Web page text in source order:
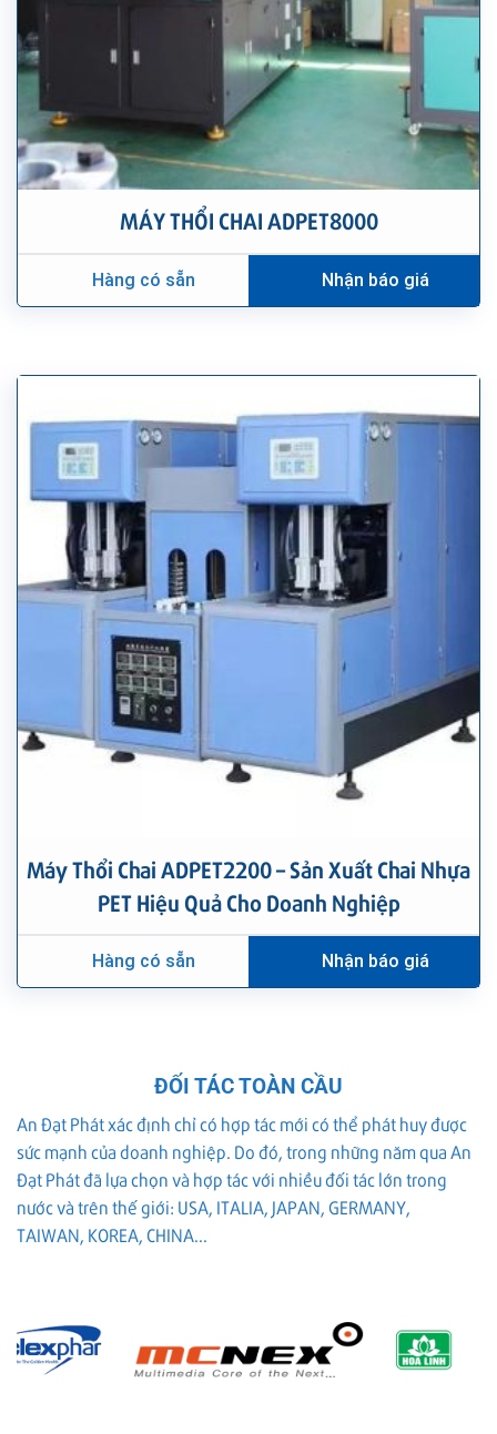
MÁY THỔI CHAI ADPET8000
Hàng có sẵn Nhận báo giá
Máy Thổi Chai ADPET2200 – Sản Xuất Chai Nhựa
PET Hiệu Quả Cho Doanh Nghiệp
Hàng có sẵn Nhận báo giá
ĐỐI TÁC TOÀN CẦU
An Đạt Phát xác định chỉ có hợp tác mới có thể phát huy được
sức mạnh của doanh nghiệp. Do đó, trong những năm qua An
Đạt Phát đã lựa chọn và hợp tác với nhiều đối tác lớn trong
nước và trên thế giới: USA, ITALIA, JAPAN, GERMANY,
TAIWAN, KOREA, CHINA...